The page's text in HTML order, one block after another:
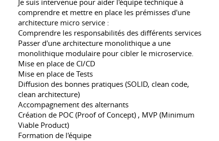
Je suis intervenue pour aider l'équipe technique à
comprendre et mettre en place les prémisses d'une
architecture micro service :
Comprendre les responsabilités des différents services
Passer d'une architecture monolithique a une
monolithique modulaire pour cibler le microservice.
Mise en place de CI/CD
Mise en place de Tests
Diffusion des bonnes pratiques (SOLID, clean code,
clean architecture)
Accompagnement des alternants
Création de POC (Proof of Concept) , MVP (Minimum
Viable Product)
Formation de l'équipe